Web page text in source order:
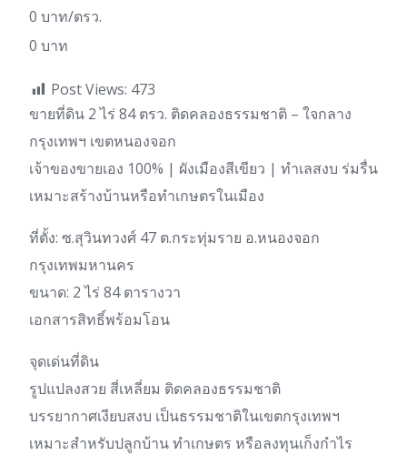
0 บาท/ตรว.
0 บาท
Post Views: 473
ขายที่ดิน 2 ไร่ 84 ตรว. ติดคลองธรรมชาติ – ใจกลาง
กรุงเทพฯ เขตหนองจอก
เจ้าของขายเอง 100% | ผังเมืองสีเขียว | ทำเลสงบ ร่มรื่น
เหมาะสร้างบ้านหรือทำเกษตรในเมือง
ที่ตั้ง: ซ.สุวินทวงศ์ 47 ต.กระทุ่มราย อ.หนองจอก
กรุงเทพมหานคร
ขนาด: 2 ไร่ 84 ตารางวา
เอกสารสิทธิ์พร้อมโอน
จุดเด่นที่ดิน
รูปแปลงสวย สี่เหลี่ยม ติดคลองธรรมชาติ
บรรยากาศเงียบสงบ เป็นธรรมชาติในเขตกรุงเทพฯ
เหมาะสำหรับปลูกบ้าน ทำเกษตร หรือลงทุนเก็งกำไร